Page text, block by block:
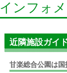
インフォ
近隣施設ガイ
甘楽総合公園は